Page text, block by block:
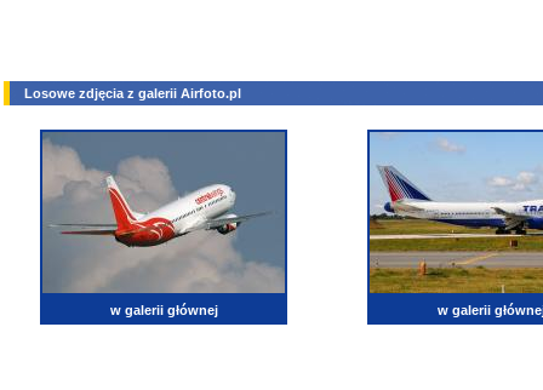
Losowe zdjęcia z galerii Airfoto.pl
w galerii głównej w galerii